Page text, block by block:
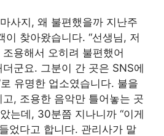
사지, 왜 불편했을까 지난주
찾아왔습니다. “선생님, 저
용해서 오히려 불편했어
더군요. 그분이 간 곳은 SNS에
로 유명한 업소였습니다. 불을
, 조용한 음악만 틀어놓는 곳
는데, 30분쯤 지나니까 “이게
었다고 합니다. 관리사가 말